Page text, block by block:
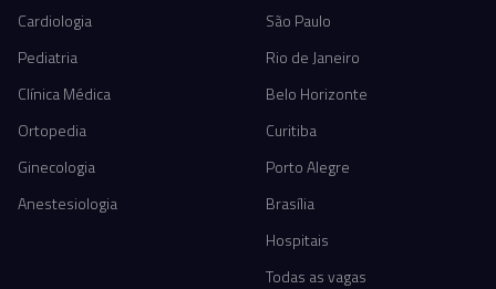
Cardiologia
Pediatria
Clínica Médica
Ortopedia
Ginecologia
Anestesiologia
São Paulo
Rio de Janeiro
Belo Horizonte
Curitiba
Porto Alegre
Brasília
Hospitais
Todas as vagas